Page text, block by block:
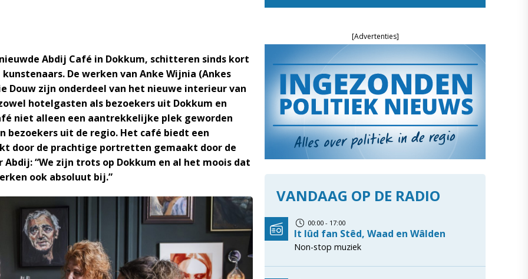
Abdij Café in Dokkum, schitteren sinds kort
De werken van Anke Wijnia (Ankes
Douw zijn onderdeel van het nieuwe interieur van
hotelgasten als bezoekers uit Dokkum en
niet alleen een aantrekkelijke plek geworden
bezoekers uit de regio. Het café biedt een
door de prachtige portretten gemaakt door de
“We zijn trots op Dokkum en al het moois dat
ook absoluut bij.”
[Advertenties]
VANDAAG OP DE RADIO
00:00 - 17:00
It lûd fan Stêd, Waad en Wâlden
Non-stop muziek